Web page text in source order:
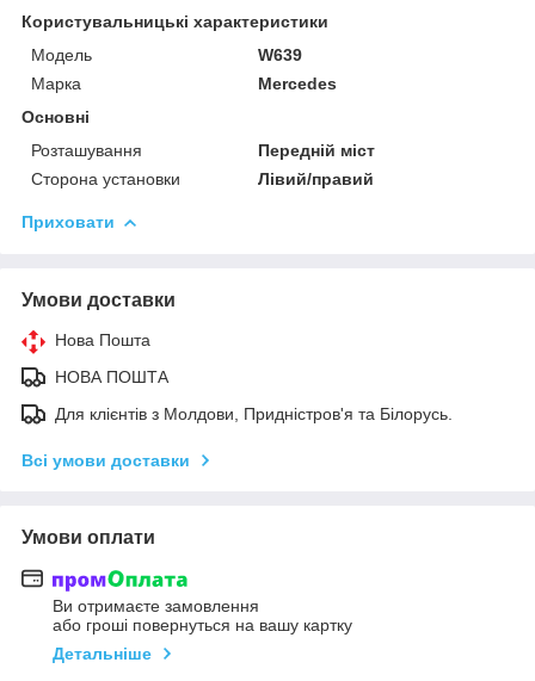
Користувальницькі характеристики
Мoдель
W639
Марка
Mercedes
Основні
Розташування
Передній міст
Сторона установки
Лівий/правий
Приховати
Умови доставки
Нова Пошта
НОВА ПОШТА
Для клієнтів з Молдови, Придністров'я та Білорусь.
Всі умови доставки
Умови оплати
Ви отримаєте замовлення
або гроші повернуться на вашу картку
Детальніше